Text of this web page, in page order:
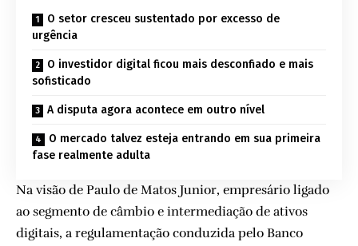
O setor cresceu sustentado por excesso de
urgência
O investidor digital ficou mais desconfiado e mais
sofisticado
A disputa agora acontece em outro nível
O mercado talvez esteja entrando em sua primeira
fase realmente adulta
Na visão de Paulo de Matos Junior, empresário ligado
ao segmento de câmbio e intermediação de ativos
digitais, a regulamentação conduzida pelo Banco